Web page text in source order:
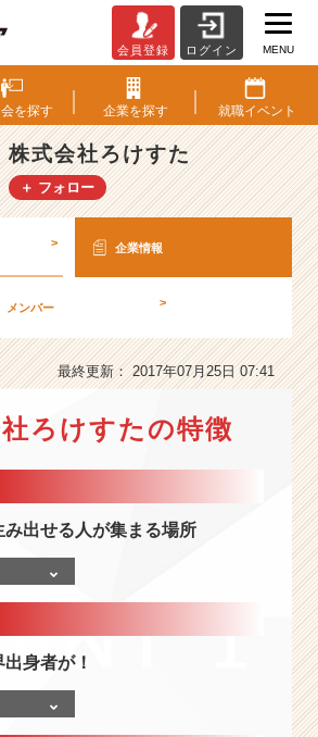
式
会
社
ろ
け
す
た
情
卒・
既
卒
ま
せ
ん！
＞
成
長
の
会員登録 ログイン MENU
を探す 企業を探す 就職イベント
株式会社ろけすた
＋ フォロー
> 企業情報
メンバー >
最終更新： 2017年07月25日 07:41
ろけすたの特徴
み出せる人が集まる場所
身者が！